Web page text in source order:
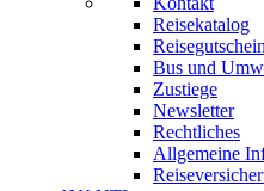
Reisekatalog
Reisegutschein
Bus und
Zustiege
Newsletter
Rechtliches
Allgemeine